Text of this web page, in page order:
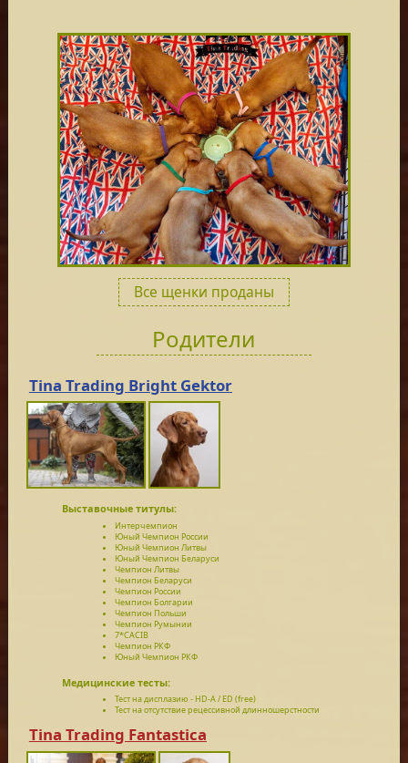
Все щенки проданы
Родители
Tina Trading Bright Gektor
Выставочные титулы:
Интерчемпион
Юный Чемпион России
Юный Чемпион Литвы
Юный Чемпион Беларуси
Чемпион Литвы
Чемпион Беларуси
Чемпион России
Чемпион Болгарии
Чемпион Польши
Чемпион Румынии
7*CACIB
Чемпион РКФ
Юный Чемпион РКФ
Медицинские тесты:
Тест на дисплазию - HD-A / ED (free)
Тест на отсутствие рецессивной длинношерстности
Tina Trading Fantastica